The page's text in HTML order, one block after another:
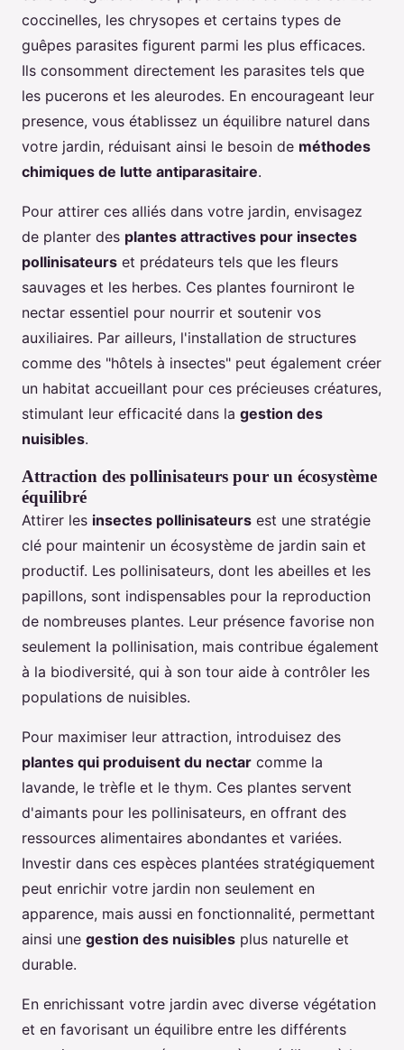
coccinelles, les chrysopes et certains types de
guêpes parasites figurent parmi les plus efficaces.
Ils consomment directement les parasites tels que
les pucerons et les aleurodes. En encourageant leur
presence, vous établissez un équilibre naturel dans
votre jardin, réduisant ainsi le besoin de méthodes
chimiques de lutte antiparasitaire.
Pour attirer ces alliés dans votre jardin, envisagez
de planter des plantes attractives pour insectes
pollinisateurs et prédateurs tels que les fleurs
sauvages et les herbes. Ces plantes fourniront le
nectar essentiel pour nourrir et soutenir vos
auxiliaires. Par ailleurs, l'installation de structures
comme des "hôtels à insectes" peut également créer
un habitat accueillant pour ces précieuses créatures,
stimulant leur efficacité dans la gestion des
nuisibles.
Attraction des pollinisateurs pour un écosystème
équilibré
Attirer les insectes pollinisateurs est une stratégie
clé pour maintenir un écosystème de jardin sain et
productif. Les pollinisateurs, dont les abeilles et les
papillons, sont indispensables pour la reproduction
de nombreuses plantes. Leur présence favorise non
seulement la pollinisation, mais contribue également
à la biodiversité, qui à son tour aide à contrôler les
populations de nuisibles.
Pour maximiser leur attraction, introduisez des
plantes qui produisent du nectar comme la
lavande, le trèfle et le thym. Ces plantes servent
d'aimants pour les pollinisateurs, en offrant des
ressources alimentaires abondantes et variées.
Investir dans ces espèces plantées stratégiquement
peut enrichir votre jardin non seulement en
apparence, mais aussi en fonctionnalité, permettant
ainsi une gestion des nuisibles plus naturelle et
durable.
En enrichissant votre jardin avec diverse végétation
et en favorisant un équilibre entre les différents